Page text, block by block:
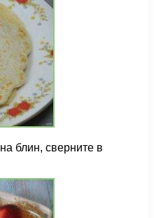
блин, сверните в